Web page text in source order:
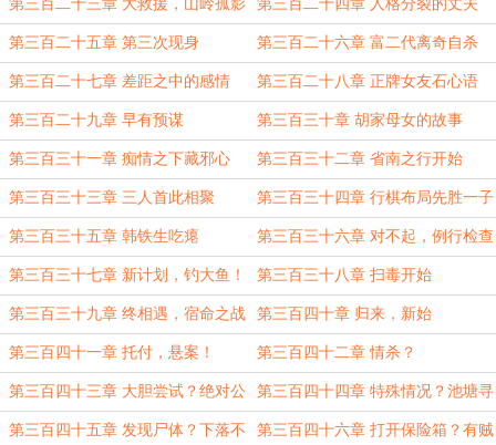
第三百二十三章 大救援，山岭孤影 第三百二十四章 人格分裂的丈夫
第三百二十五章 第三次现身 第三百二十六章 富二代离奇自杀
第三百二十七章 差距之中的感情 第三百二十八章 正牌女友石心语
第三百二十九章 早有预谋 第三百三十章 胡家母女的故事
第三百三十一章 痴情之下藏邪心 第三百三十二章 省南之行开始
第三百三十三章 三人首此相聚 第三百三十四章 行棋布局先胜一子
第三百三十五章 韩铁生吃瘪 第三百三十六章 对不起，例行检查
第三百三十七章 新计划，钓大鱼！ 第三百三十八章 扫毒开始
第三百三十九章 终相遇，宿命之战 第三百四十章 归来，新始
第三百四十一章 托付，悬案！ 第三百四十二章 情杀？
第三百四十三章 大胆尝试？绝对公
平！
第三百四十四章 特殊情况？池塘寻
骨！
第三百四十五章 发现尸体？下落不 第三百四十六章 打开保险箱？有贼